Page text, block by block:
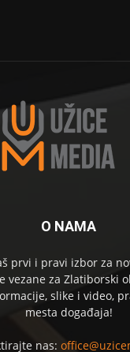
O NAMA
prvi i pravi izbor za
vezane za Zlatiborski
slike i video,
mesta događaja!
nas: